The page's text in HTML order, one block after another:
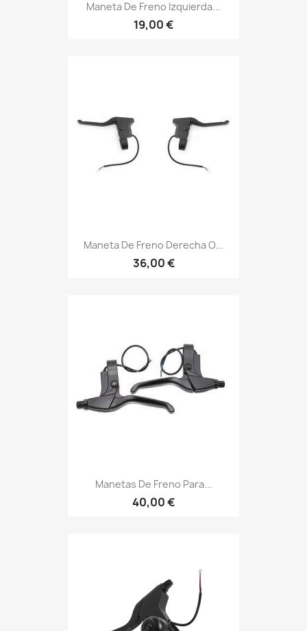
Maneta De Freno Izquierda...
19,00 €
Maneta De Freno Derecha O...
36,00 €
Manetas De Freno Para...
40,00 €